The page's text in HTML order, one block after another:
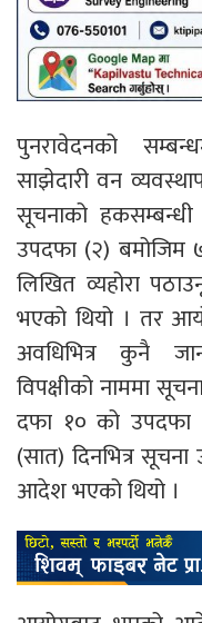
पुनरावेदनको
साझेदारी वन
सूचनाको
उपदफा (२) बमोजिम
लिखित व्यहोरा
भएको थियो । तर
अवधिभित्र कुनै
विपक्षीको नाममा
दफा १० को
(सात) दिनभित्र
आदेश भएको थियो ।